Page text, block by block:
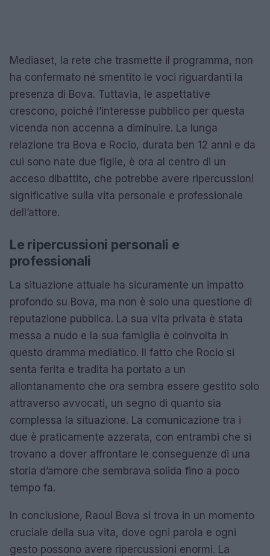
Mediaset, la rete che trasmette il programma, non
ha confermato né smentito le voci riguardanti la
presenza di Bova. Tuttavia, le aspettative
crescono, poiché l’interesse pubblico per questa
vicenda non accenna a diminuire. La lunga
relazione tra Bova e Rocio, durata ben 12 anni e da
cui sono nate due figlie, è ora al centro di un
acceso dibattito, che potrebbe avere ripercussioni
significative sulla vita personale e professionale
dell’attore.
Le ripercussioni personali e
professionali
La situazione attuale ha sicuramente un impatto
profondo su Bova, ma non è solo una questione di
reputazione pubblica. La sua vita privata è stata
messa a nudo e la sua famiglia è coinvolta in
questo dramma mediatico. Il fatto che Rocio si
senta ferita e tradita ha portato a un
allontanamento che ora sembra essere gestito solo
attraverso avvocati, un segno di quanto sia
complessa la situazione. La comunicazione tra i
due è praticamente azzerata, con entrambi che si
trovano a dover affrontare le conseguenze di una
storia d’amore che sembrava solida fino a poco
tempo fa.
In conclusione, Raoul Bova si trova in un momento
cruciale della sua vita, dove ogni parola e ogni
gesto possono avere ripercussioni enormi. La